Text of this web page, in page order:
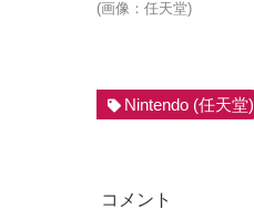
(画像：任天堂)
Nintendo (任天堂)